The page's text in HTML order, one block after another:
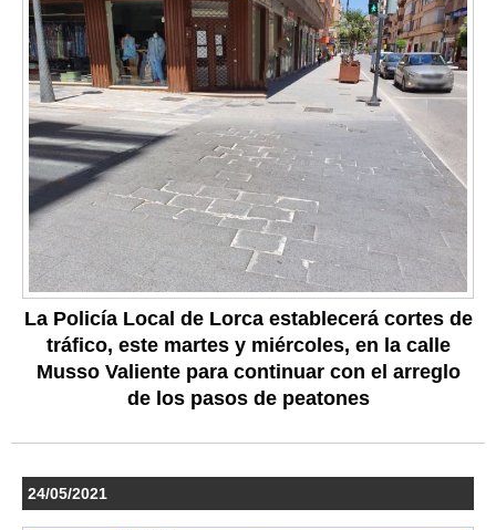
La Policía Local de Lorca establecerá cortes de
tráfico, este martes y miércoles, en la calle
Musso Valiente para continuar con el arreglo
de los pasos de peatones
24/05/2021